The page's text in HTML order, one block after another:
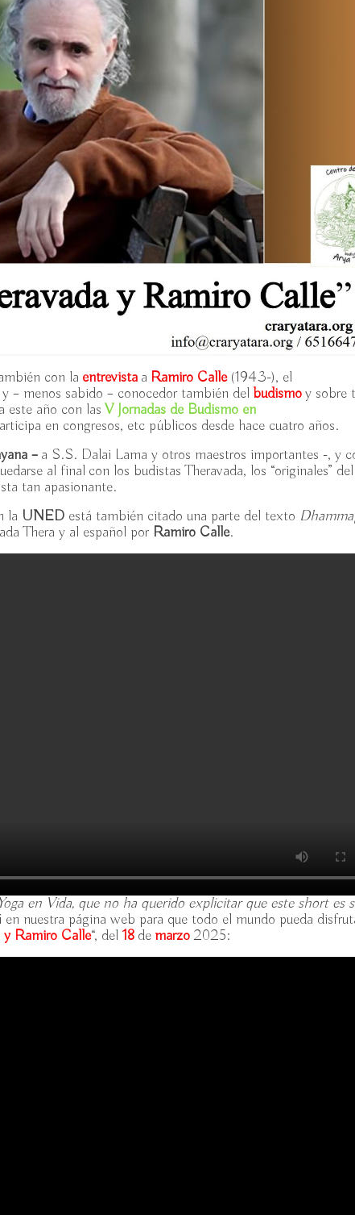
con la entrevista a Ramiro Calle(1943-), el
– menos sabido – conocedor también del budismoy sobre
este año con las V Jornadas de Budismo en
en congresos, etc públicos desde hace cuatro años.
– a S.S. Dalai Lama y otros maestros importantes -, y
al final con los budistas Theravada, los “originales” del
tan apasionante.
la UNED está también citado una parte del texto
Thera y al español por Ramiro Calle.
en Vida, que no ha querido explicitar que este short es
en nuestra página web para que todo el mundo pueda
y Ramiro Calle“, del 18 de marzo2025: